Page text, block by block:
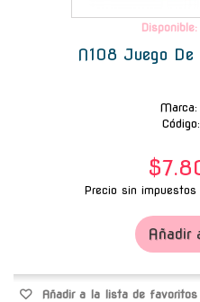
N108 Juego De
Marca:
Código:
Precio sin
Añadir
Añadir a la lista de favoritos